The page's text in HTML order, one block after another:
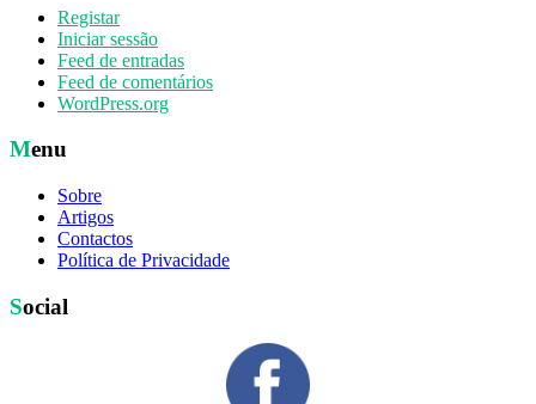
Registar
Iniciar sessão
Feed de entradas
Feed de comentários
WordPress.org
Menu
Sobre
Artigos
Contactos
Política de Privacidade
Social